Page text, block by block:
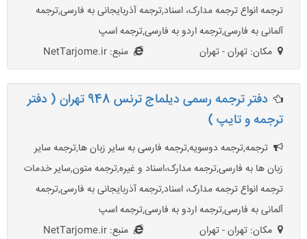
ترجمه انواع ترجمه مدارک، اسناد,ترجمه آذربایجانی به فارسی,ترجمه
آلمانی به فارسی,ترجمه اردو به فارسی,ترجمه اسپ
مکان: تهران - تهران
منبع: NetTarjome.ir
دفتر ترجمه رسمی دیلماج ترنس 948 تهران ( دفتر
ترجمه و تایپ )
ترجمه,ترجمه دوسویه,ترجمه فارسی به سایر زبان ها,ترجمه سایر
زبان ها به فارسی,ترجمه مدارک،اسناد و غیره,ترجمه متون,سایر خدمات
ترجمه انواع ترجمه مدارک، اسناد,ترجمه آذربایجانی به فارسی,ترجمه
آلمانی به فارسی,ترجمه اردو به فارسی,ترجمه اسپ
مکان: تهران - تهران
منبع: NetTarjome.ir